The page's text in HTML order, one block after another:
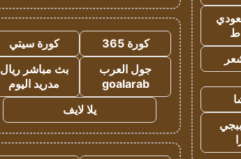
كورة 365
كورة سيتي
جول العرب
goalarab
بث مباشر ريال
مدريد اليوم
يلا لايف